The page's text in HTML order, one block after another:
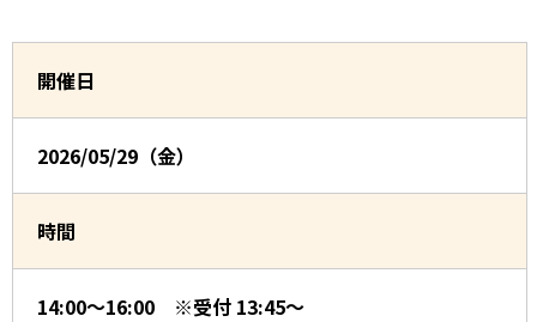
開催日
2026/05/29（金）
時間
14:00～16:00 ※受付 13:45～